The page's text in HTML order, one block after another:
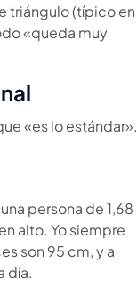
triángulo (típico en
«queda muy
«es lo estándar».
persona de 1,68
alto. Yo siempre
son 95 cm, y a
día.